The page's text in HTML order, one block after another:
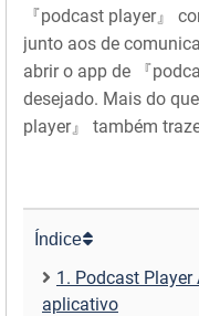
『podcast player』
junto aos de
abrir o app de 『
desejado. Mais do
player』 também
Índice
1. Podcast
aplicativo